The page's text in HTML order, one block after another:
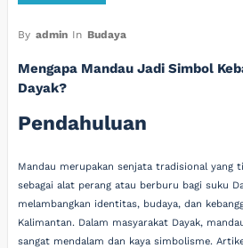
By admin In Budaya
Mengapa Mandau Jadi Simbol
Dayak?
Pendahuluan
Mandau merupakan senjata tradisional yang
sebagai alat perang atau berburu bagi suku
melambangkan identitas, budaya, dan
Kalimantan. Dalam masyarakat Dayak,
sangat mendalam dan kaya simbolisme.